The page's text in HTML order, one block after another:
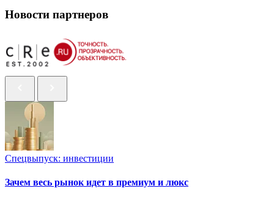
Новости партнеров
Спецвыпуск: инвестиции
Зачем весь рынок идет в премиум и люкс